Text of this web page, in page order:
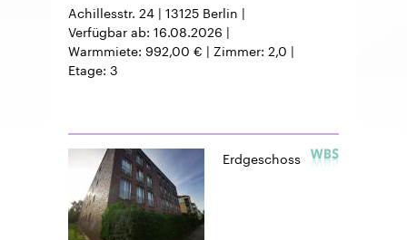
Achillesstr. 24 13125 Berlin
Verfügbar ab 16.08.2026
Warmmiete 992,00 € Zimmer 2,0
Etage 3
Erdgeschoss